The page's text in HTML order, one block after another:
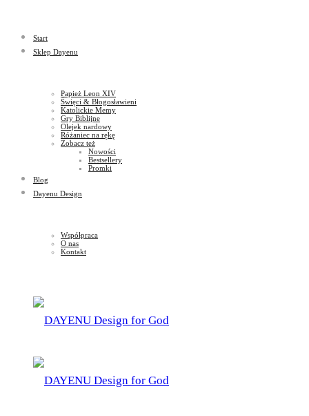
God
Start
Sklep Dayenu
Papież Leon XIV
Święci & Błogosławieni
Katolickie Memy
Gry Biblijne
Olejek nardowy
Różaniec na rękę
Zobacz też
Nowości
Bestsellery
Promki
Blog
Dayenu Design
Współpraca
O nas
Kontakt